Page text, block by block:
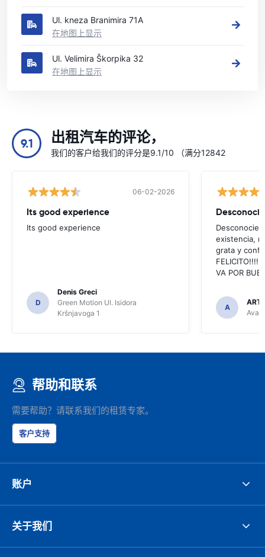
Ul. kneza Branimira 71A
在地图上显示
Ul. Velimira Škorpika 32
在地图上显示
9.1 出租汽车的评论，
我们的客户给我们的评分是9.1/10 （满分12842
06-02-2026
Its good experience
Its good experience
D
Denis Greci
Green Motion Ul. Isidora
Kršnjavoga 1
existencia,
grata y
FELICITO!!!!,
VA POR
A
帮助和联系
需要帮助？请联系我们的租赁专家。
客户支持
账户
关于我们